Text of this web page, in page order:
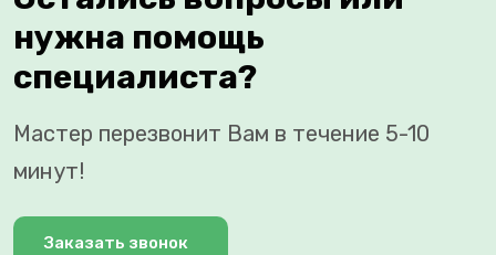
нужна помощь
специалиста?
Мастер перезвонит Вам в течение 5-10
минут!
Заказать звонок